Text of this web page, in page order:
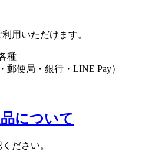
用いただけます。
種
郵便局・銀行・LINE Pay）
について
ださい。